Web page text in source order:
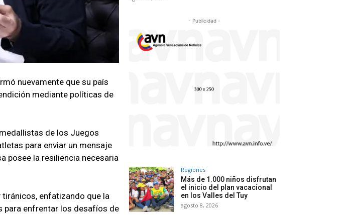
nuevamente que su país
mediante políticas de
de los Juegos
para enviar un mensaje
posee la resiliencia necesaria
enfatizando que la
para enfrentar los desafíos de
- Publicidad -
Regiones
Más de 1.000 niños disfrutan
el inicio del plan vacacional
en los Valles del Tuy
agosto 8, 2026